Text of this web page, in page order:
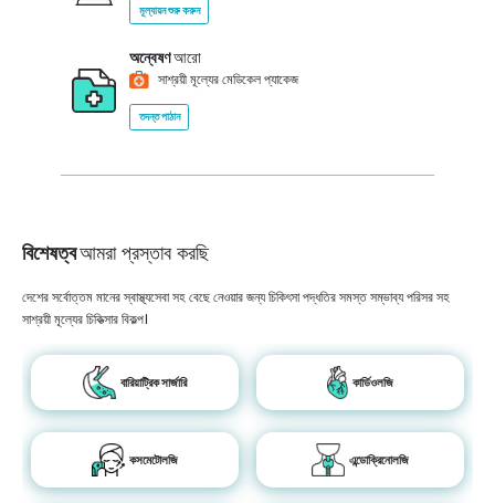
মূল্যায়ন শুরু করুন
অন্বেষণআরো
সাশ্রয়ী মূল্যের মেডিকেল প্যাকেজ
তদন্ত পাঠান
বিশেষত্বআমরা প্রস্তাব করছি
দেশের সর্বোত্তম মানের স্বাস্থ্যসেবা সহ বেছে নেওয়ার জন্য চিকিৎসা পদ্ধতির সমস্ত সম্ভাব্য পরিসর সহ
সাশ্রয়ী মূল্যের চিকিত্সার বিকল্প।
বারিয়াট্রিক সার্জারি কার্ডিওলজি
কসমেটোলজি এন্ডোক্রিনোলজি